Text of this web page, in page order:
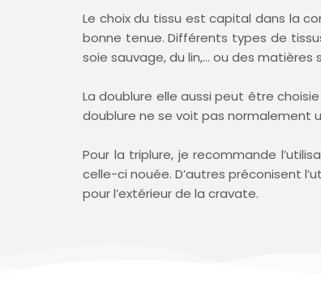
Le choix du tissu est capital dans la
bonne tenue. Différents types de
soie sauvage, du lin,… ou des
La doublure elle aussi peut être
doublure ne se voit pas normalement
Pour la triplure, je recommande
celle-ci nouée. D’autres préconisent
pour l’extérieur de la cravate.